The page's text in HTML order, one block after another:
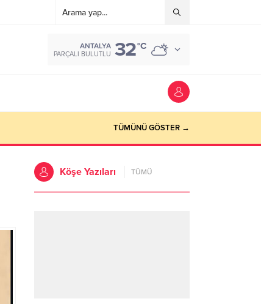
ANTALYA
PARÇALI BULUTLU 32°C
TÜMÜNÜ GÖSTER →
Köşe Yazıları TÜMÜ